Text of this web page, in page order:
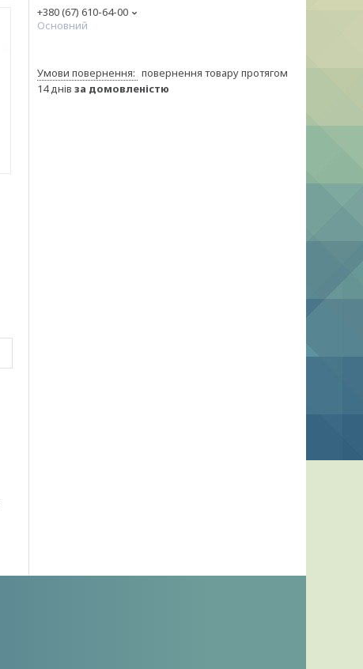
+380 (67) 610-64-00
Основний
повернення товару протягом
14 днів за домовленістю